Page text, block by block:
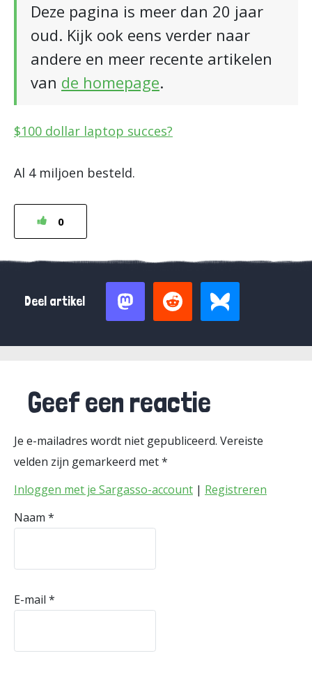
Deze pagina is meer dan 20 jaar
oud. Kijk ook eens verder naar
andere en meer recente artikelen
van de homepage.
$100 dollar laptop succes?
Al 4 miljoen besteld.
0
Deel artikel
Geef een reactie
Je e-mailadres wordt niet gepubliceerd. Vereiste
velden zijn gemarkeerd met*
Inloggen met je Sargasso-account | Registreren
Naam *
E-mail *